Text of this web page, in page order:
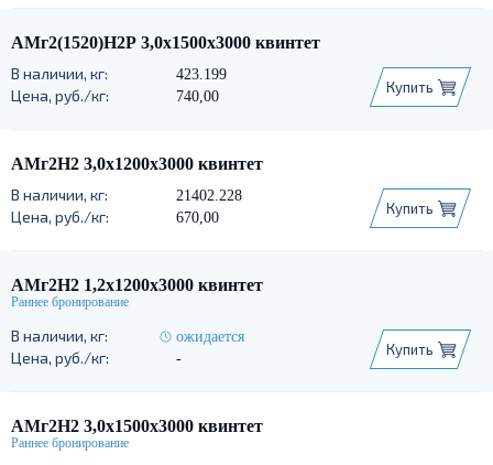
АМг2(1520)Н2Р 3,0х1500х3000 квинтет
423.199
740,00
Купить
АМг2Н2 3,0х1200х3000 квинтет
21402.228
670,00
Купить
АМг2Н2 1,2х1200х3000 квинтет
ожидается
-
Купить
АМг2Н2 3,0х1500х3000 квинтет